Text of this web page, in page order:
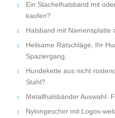
Ein Stachelhalsband mit
kaufen?
Halsband mit Namensplatte
Heilsame Ratschläge, Ihr
Spaziergang.
Hundekette aus nicht
Stahl?
Metallhalsbänder Auswahl-
Nylongeschirr mit Logos-